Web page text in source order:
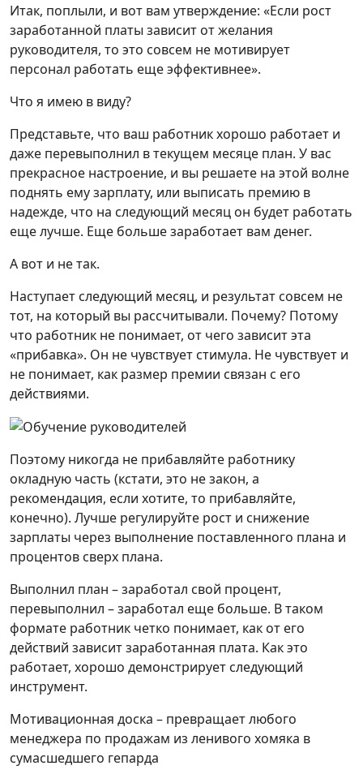
Итак, поплыли, и вот вам утверждение: «Если рост
заработанной платы зависит от желания
руководителя, то это совсем не мотивирует
персонал работать еще эффективнее».
Что я имею в виду?
Представьте, что ваш работник хорошо работает и
даже перевыполнил в текущем месяце план. У вас
прекрасное настроение, и вы решаете на этой волне
поднять ему зарплату, или выписать премию в
надежде, что на следующий месяц он будет работать
еще лучше. Еще больше заработает вам денег.
А вот и не так.
Наступает следующий месяц, и результат совсем не
тот, на который вы рассчитывали. Почему? Потому
что работник не понимает, от чего зависит эта
«прибавка». Он не чувствует стимула. Не чувствует и
не понимает, как размер премии связан с его
действиями.
Поэтому никогда не прибавляйте работнику
окладную часть (кстати, это не закон, а
рекомендация, если хотите, то прибавляйте,
конечно). Лучше регулируйте рост и снижение
зарплаты через выполнение поставленного плана и
процентов сверх плана.
Выполнил план – заработал свой процент,
перевыполнил – заработал еще больше. В таком
формате работник четко понимает, как от его
действий зависит заработанная плата. Как это
работает, хорошо демонстрирует следующий
инструмент.
Мотивационная доска – превращает любого
менеджера по продажам из ленивого хомяка в
сумасшедшего гепарда